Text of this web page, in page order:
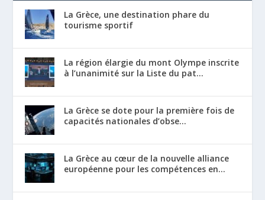
La Grèce, une destination phare du
tourisme sportif
La région élargie du mont Olympe inscrite
à l’unanimité sur la Liste du pat...
La Grèce se dote pour la première fois de
capacités nationales d’obse...
La Grèce au cœur de la nouvelle alliance
européenne pour les compétences en...